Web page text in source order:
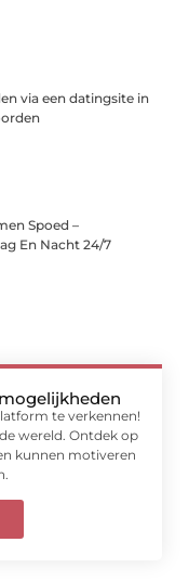
via een datingsite in
Spoed –
En Nacht 24/7
te verkennen!
wereld. Ontdek op
kunnen motiveren